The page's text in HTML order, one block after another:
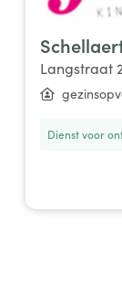
Langstraat
Dienst voor